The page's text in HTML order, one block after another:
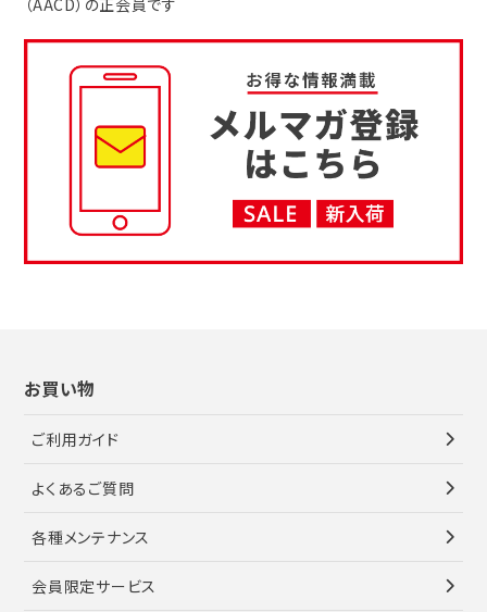
お買い物
ご利用ガイド
よくあるご質問
各種メンテナンス
会員限定サービス